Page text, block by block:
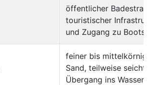
öffentlicher
touristischer
und Zugang zu
feiner bis
Sand, teilweise
Übergang ins Wasser,